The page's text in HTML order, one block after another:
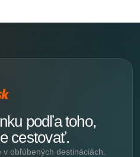
podľa toho,
cestovať.
obľúbených destináciách.